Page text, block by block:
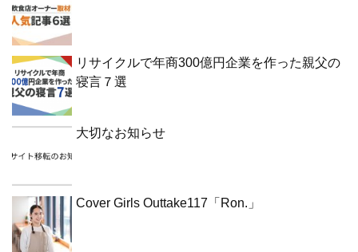
リサイクルで年商300億円企業を作った親父の
寝言７選
大切なお知らせ
Cover Girls Outtake117「Ron.」